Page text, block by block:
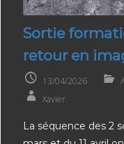
Sortie
retour en
13/04/2026
Xavier
La séquence des 2